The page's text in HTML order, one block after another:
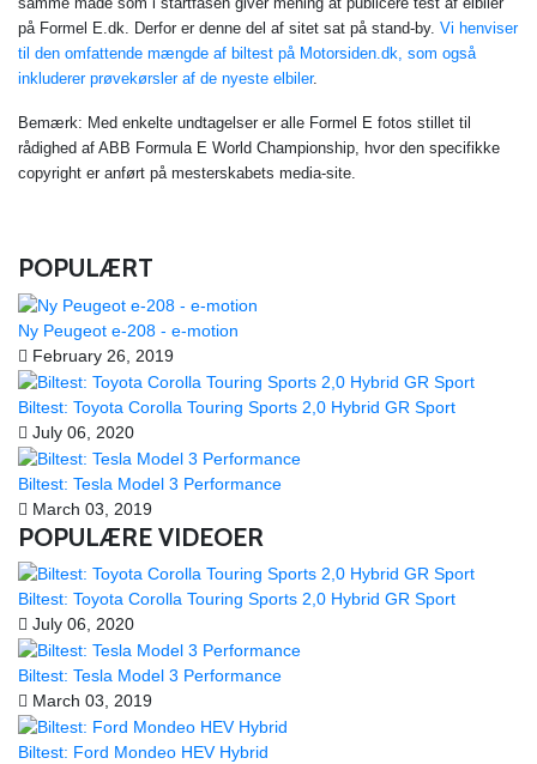
på Formel E.dk. Derfor er denne del af sitet sat på stand-by. Vi henviser
til den omfattende mængde af biltest på Motorsiden.dk, som også
inkluderer prøvekørsler af de nyeste elbiler.
Bemærk: Med enkelte undtagelser er alle Formel E fotos stillet til
rådighed af ABB Formula E World Championship, hvor den specifikke
copyright er anført på mesterskabets media-site.
POPULÆRT
Ny Peugeot e-208 - e-motion
February 26, 2019
Biltest: Toyota Corolla Touring Sports 2,0 Hybrid GR Sport
July 06, 2020
Biltest: Tesla Model 3 Performance
March 03, 2019
POPULÆRE VIDEOER
Biltest: Toyota Corolla Touring Sports 2,0 Hybrid GR Sport
July 06, 2020
Biltest: Tesla Model 3 Performance
March 03, 2019
Biltest: Ford Mondeo HEV Hybrid